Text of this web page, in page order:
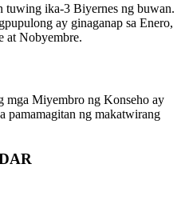
tuwing ika-3 Biyernes ng buwan.
ay ginaganap sa Enero,
at Nobyembre.
mga Miyembro ng Konseho ay
pamamagitan ng makatwirang